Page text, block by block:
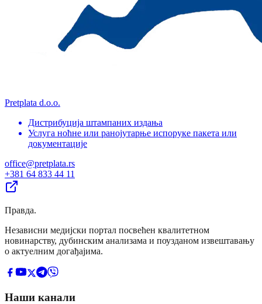
Pretplata d.o.o.
Дистрибуција штампаних издања
Услуга ноћне или ранојутарње испоруке пакета или
документације
office@pretplata.rs
+381 64 833 44 11
Правда.
Независни медијски портал посвећен квалитетном
новинарству, дубинским анализама и поузданом извештавању
о актуелним догађајима.
Наши канали